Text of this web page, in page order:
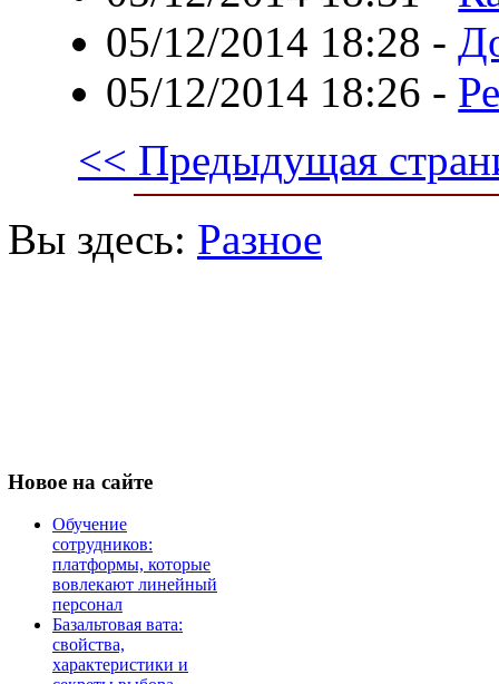
05/12/2014 18:28 -
05/12/2014 18:26 -
<< Предыдущая
Вы здесь: Разное
Новое на сайте
Обучение
сотрудников:
платформы, которые
вовлекают линейный
персонал
Базальтовая вата:
свойства,
характеристики и